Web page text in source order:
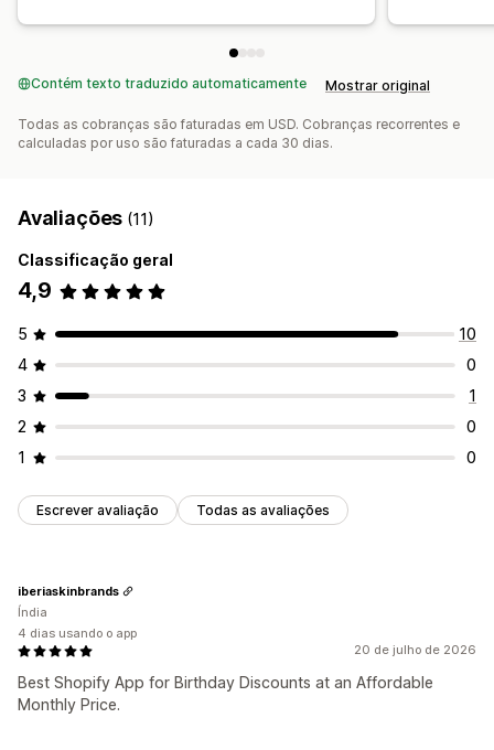
Contém texto traduzido automaticamente Mostrar original
Todas as cobranças são faturadas em USD. Cobranças recorrentes e
calculadas por uso são faturadas a cada 30 dias.
Avaliações (11)
Classificação geral
4,9
5
10
4
0
3
1
2
0
1
0
Escrever avaliação Todas as avaliações
20 de julho de 2026
Best Shopify App for Birthday Discounts at an Affordable
Monthly Price.
iberiaskinbrands
Índia
4 dias usando o app